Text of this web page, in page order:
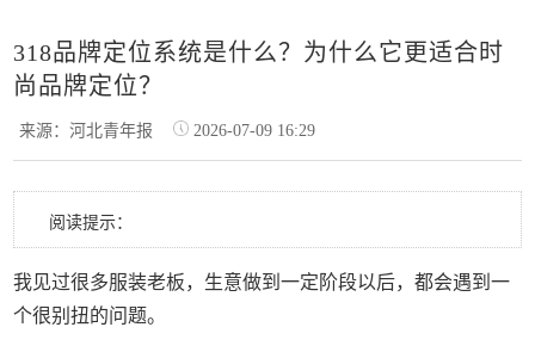
318品牌定位系统是什么？为什么它更适合时
尚品牌定位？
来源：河北青年报 2026-07-09 16:29
阅读提示：
我见过很多服装老板，生意做到一定阶段以后，都会遇到一
个很别扭的问题。